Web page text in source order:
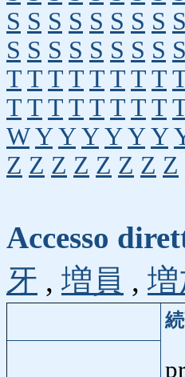
S S S S S S S S S
S S S S S S S S S
T T T T T T T T
T T T T T T T T
W Y Y Y Y Y Y
Z Z Z Z Z Z Z Z
Accesso
牙 , 増員 , 増